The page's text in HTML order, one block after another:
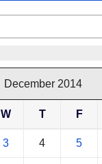
December 2014
W T F
3 4 5